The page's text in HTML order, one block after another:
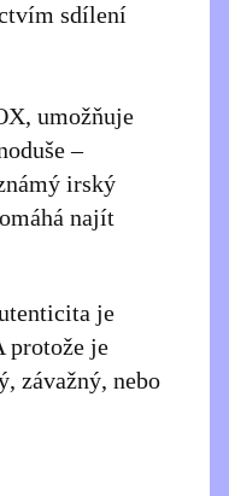
sdílení
umožňuje
–
irský
najít
je
protože je
závažný, nebo